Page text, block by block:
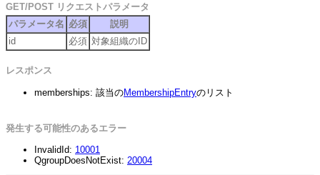
GET/POST リクエストパラメータ
パラメータ名 必須
説明
id
必須 対象組織のID
レスポンス
memberships: 該当のMembershipEntryのリスト
発生する可能性のあるエラー
InvalidId: 10001
QgroupDoesNotExist: 20004